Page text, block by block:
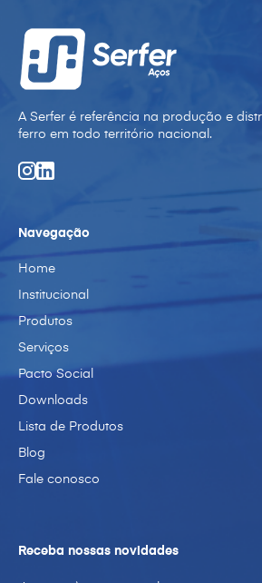
A Serfer é referência na produção e
ferro em todo território nacional.
Navegação
Home
Institucional
Produtos
Serviços
Pacto Social
Downloads
Lista de Produtos
Blog
Fale conosco
Receba nossas novidades